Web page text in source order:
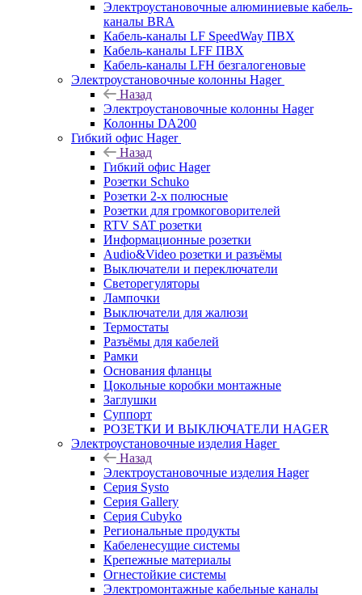
Электроустановочные алюминиевые кабель-
каналы BRA
Кабель-каналы LF SpeedWay ПВХ
Кабель-каналы LFF ПВХ
Кабель-каналы LFH безгалогеновые
Электроустановочные колонны Hager
Назад
Электроустановочные колонны Hager
Колонны DA200
Гибкий офис Hager
Назад
Гибкий офис Hager
Розетки Schuko
Розетки 2-х полюсные
Розетки для громкоговорителей
RTV SAT розетки
Информационные розетки
Audio&Video розетки и разъёмы
Выключатели и переключатели
Светорегуляторы
Лампочки
Выключатели для жалюзи
Термостаты
Разъёмы для кабелей
Рамки
Основания фланцы
Цокольные коробки монтажные
Заглушки
Суппорт
РОЗЕТКИ И ВЫКЛЮЧАТЕЛИ HAGER
Электроустановочные изделия Hager
Назад
Электроустановочные изделия Hager
Серия Systo
Серия Gallery
Серия Cubyko
Региональные продукты
Кабеленесущие системы
Крепежные материалы
Огнестойкие системы
Электромонтажные кабельные каналы